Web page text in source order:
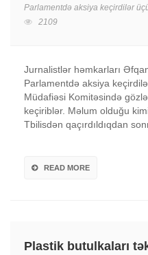
Parlamentdə aksiya keçirdilər
2109
Jurnalistlər həmkarları
Parlamentdə aksiya
Müdafiəsi Komitəsində
keçiriblər. Məlum olduğu
Tbilisdən qaçırdıldıqdan
READ MORE
Plastik butulkaları